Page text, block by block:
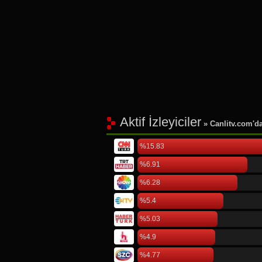
Aktif İzleyiciler »
%15.83
%6.91
%6.28
%5.4
%5.03
%4.9
%4.77